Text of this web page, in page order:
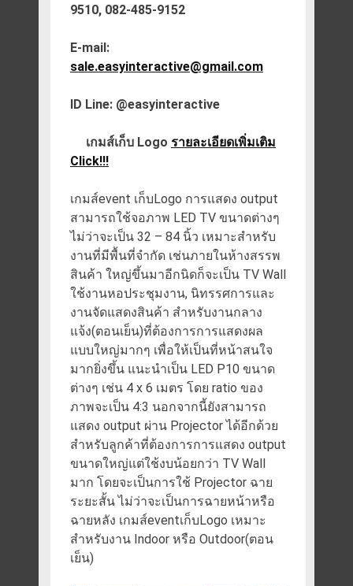
9510, 082-485-9152
E-mail:
sale.easyinteractive@gmail.com
ID Line: @easyinteractive
เกมส์เก็บ Logo รายละเอียดเพิ่มเติม
Click!!!
เกมส์event เก็บLogo การแสดง output
สามารถใช้จอภาพ LED TV ขนาดต่างๆ
ไม่ว่าจะเป็น 32 – 84 นิ้ว เหมาะสำหรับ
งานที่มีพื้นที่จำกัด เช่นภายในห้างสรรพ
สินค้า ใหญ่ขึ้นมาอีกนิดก็จะเป็น TV Wall
ใช้งานหอประชุมงาน, นิทรรศการและ
งานจัดแสดงสินค้า สำหรับงานกลาง
แจ้ง(ตอนเย็น)ที่ต้องการการแสดงผล
แบบใหญ่มากๆ เพื่อให้เป็นที่หน้าสนใจ
มากยิ่งขึ้น แนะนำเป็น LED P10 ขนาด
ต่างๆ เช่น 4 x 6 เมตร โดย ratio ของ
ภาพจะเป็น 4:3 นอกจากนี้ยังสามารถ
แสดง output ผ่าน Projector ได้อีกด้วย
สำหรับลูกค้าที่ต้องการการแสดง output
ขนาดใหญ่แต่ใช้งบน้อยกว่า TV Wall
มาก โดยจะเป็นการใช้ Projector ฉาย
ระยะสั้น ไม่ว่าจะเป็นการฉายหน้าหรือ
ฉายหลัง เกมส์eventเก็บLogo เหมาะ
สำหรับงาน Indoor หรือ Outdoor(ตอน
เย็น)